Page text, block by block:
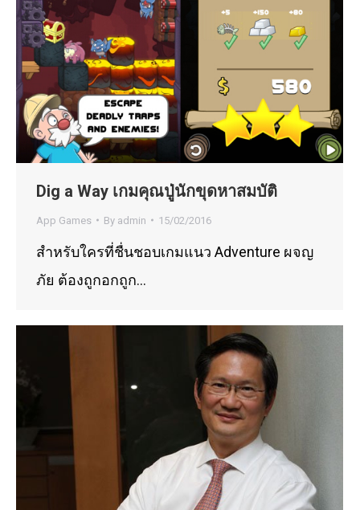
Dig a Way เกมคุณปู่นักขุดหาสมบัติ
App Games By admin 15/02/2016
สำหรับใครที่ชื่นชอบเกมแนว Adventure ผจญ
ภัย ต้องถูกอกถูก…